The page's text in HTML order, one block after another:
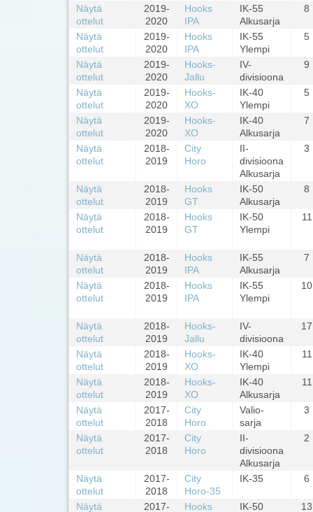
Näytä
ottelut
2019-
2020
Hooks
IPA
IK-55
Alkusarja
8
Näytä
ottelut
2019-
2020
Hooks
IPA
IK-55
Ylempi
5
Näytä
ottelut
2019-
2020
Hooks-
Jallu
IV-
divisioona
9
Näytä
ottelut
2019-
2020
Hooks-
XO
IK-40
Ylempi
5
Näytä
ottelut
2019-
2020
Hooks-
XO
IK-40
Alkusarja
7
Näytä
ottelut
2018-
2019
City
Horo
II-
divisioona
Alkusarja
3
Näytä
ottelut
2018-
2019
Hooks
GT
IK-50
Alkusarja
8
Näytä
ottelut
2018-
2019
Hooks
GT
IK-50
Ylempi
11
Näytä
ottelut
2018-
2019
Hooks
IPA
IK-55
Alkusarja
7
Näytä
ottelut
2018-
2019
Hooks
IPA
IK-55
Ylempi
10
Näytä
ottelut
2018-
2019
Hooks-
Jallu
IV-
divisioona
17
Näytä
ottelut
2018-
2019
Hooks-
XO
IK-40
Ylempi
11
Näytä
ottelut
2018-
2019
Hooks-
XO
IK-40
Alkusarja
11
Näytä
ottelut
2017-
2018
City
Horo
Valio-
sarja
3
Näytä
ottelut
2017-
2018
City
Horo
II-
divisioona
Alkusarja
2
Näytä
ottelut
2017-
2018
City
Horo-35
IK-35 6
Näytä 2017- Hooks IK-50 13